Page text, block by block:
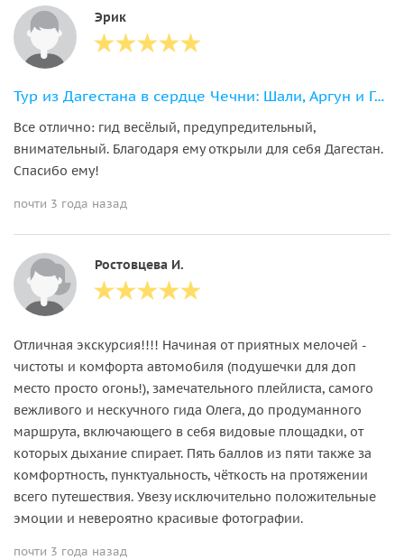
Эрик
Тур из Дагестана в сердце Чечни: Шали, Аргун и Грозный
Все отлично: гид весёлый, предупредительный,
внимательный. Благодаря ему открыли для себя Дагестан.
Спасибо ему!
почти 3 года назад
Ростовцева И.
Отличная экскурсия!!!! Начиная от приятных мелочей -
чистоты и комфорта автомобиля (подушечки для доп
место просто огонь!), замечательного плейлиста, самого
вежливого и нескучного гида Олега, до продуманного
маршрута, включающего в себя видовые площадки, от
которых дыхание спирает. Пять баллов из пяти также за
комфортность, пунктуальность, чёткость на протяжении
всего путешествия. Увезу исключительно положительные
эмоции и невероятно красивые фотографии.
почти 3 года назад